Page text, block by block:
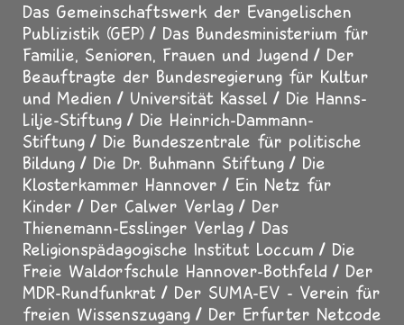
Das Gemeinschaftswerk der Evangelischen
Publizistik (GEP)
Das Bundesministerium für
Familie, Senioren, Frauen und Jugend
Der
Beauftragte der Bundesregierung für Kultur
und Medien
Universität Kassel
Die Hanns-
Lilje-Stiftung
Die Heinrich-Dammann-
Stiftung
Die Bundeszentrale für politische
Bildung
Die Dr. Buhmann Stiftung
Die
Klosterkammer Hannover
Ein Netz für
Kinder
Der Calwer Verlag
Der
Thienemann-Esslinger Verlag
Das
Religionspädagogische Institut Loccum
Die
Freie Waldorfschule Hannover-Bothfeld
Der
MDR-Rundfunkrat
Der SUMA-EV - Verein für
freien Wissenszugang
Der Erfurter Netcode